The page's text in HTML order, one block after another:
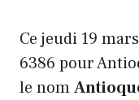
Ce jeudi 19
6386 pour
le nom